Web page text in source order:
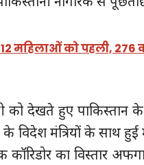
महिलाओं को पहली, 276
को देखते हुए पाकिस्तान
विदेश मंत्रियों के साथ हुई
का विस्तार